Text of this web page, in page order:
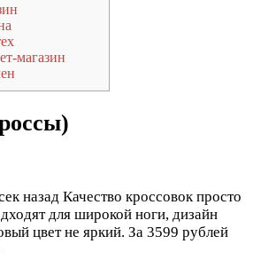
магазин
назад Качество кроссовок просто
для широкой ноги, дизайн
цвет не яркий. За 3599 рублей